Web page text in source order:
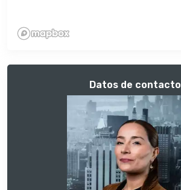
Datos de contacto